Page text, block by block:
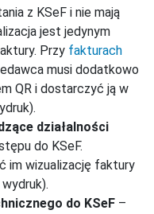
z KSeF i nie mają
jest jedynym
Przy fakturach
musi dodatkowo
QR i dostarczyć ją w
działalności
do KSeF.
im wizualizację faktury
do KSeF –